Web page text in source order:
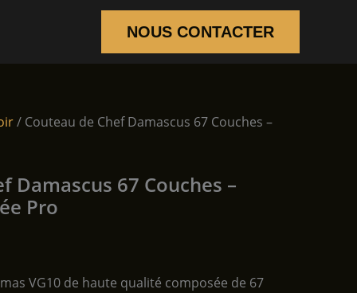
NOUS CONTACTER
/ Couteau de Chef Damascus 67 Couches –
Damascus 67 Couches –
Pro
VG10 de haute qualité composée de 67